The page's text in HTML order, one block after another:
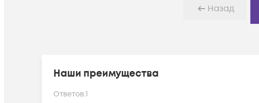
Назад
Наши преимущества
Ответов:1